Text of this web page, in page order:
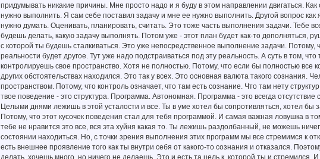
придумывать никакие причины. Мне просто надо и я буду в этом направлении двигаться.
нужно выполнить. Я сам себе поставил задачу и мне ее нужно выполнить. Другой вопрос
нужно думать. Оценивать, планировать, считать. Это тоже часть выполнения задачи. Тебе
будешь делать, какую задачу выполнять. Потом уже - этот план будет как-то дополняться,
с которой ты будешь сталкиваться. Это уже непосредственное выполнение задачи. Потому,
реальности будет другое. Тут уже надо подстраиваться под эту реальность. А суть в том,
контролируешь свое пространство. Хотя не полностью. Потому, что если бы полностью все
других обстоятельствах находился. Это так у всех. Это основная валюта такого сознания.
пространством. Потому, что контроль означает, что там есть сознание. Что там нету
твое поведение - это структура. Программа. Автономная. Программа - это всегда
Целыми днями лежишь в этой усталости и все. Ты в уме хотел бы сопротивляться, хотел
Потому, что этот кусочек поведения стал для тебя программой. И самая важная ловушка в
тебе не нравится это все, вся эта хуйня какая то. Ты лежишь раздолбанный, не можешь
состоянии находиться. Но, с точки зрения выполнения этих программ мы все стремимся к
есть внешнее проявление того как ты внутри себя от какого-то сознания и отказался.
делать, хочешь много, но ничего не делаешь. Это и есть та цель к, которой ты и стремился.